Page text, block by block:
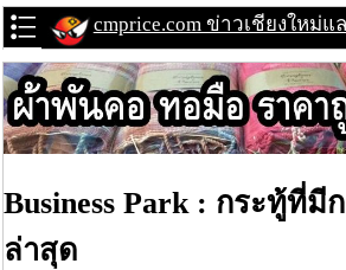
cmprice.com ข่าวเชียงใหม่แ
Business Park : กระทู้ที่มี
ล่าสุด